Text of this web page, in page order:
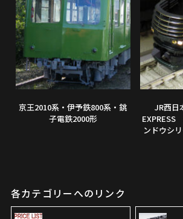
各カテゴリーへのリンク
京王2010系・伊予鉄800系・銚
子電鉄2000形
JR西
ンドウシ